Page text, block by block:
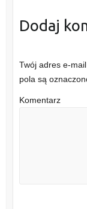
Dodaj
Twój adres e-
pola są
Komentarz